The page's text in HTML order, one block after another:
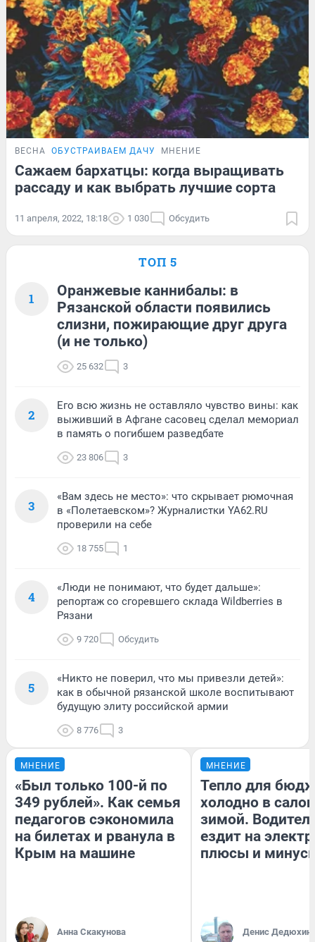
ВЕСНА ОБУСТРАИВАЕМ ДАЧУ МНЕНИЕ
Сажаем бархатцы: когда выращивать
рассаду и как выбрать лучшие сорта
11 апреля, 2022, 18:18 1 030 Обсудить
ТОП 5
1
Оранжевые каннибалы: в
Рязанской области появились
слизни, пожирающие друг друга
(и не только)
25 632 3
2
Его всю жизнь не оставляло чувство вины: как
выживший в Афгане сасовец сделал мемориал
в память о погибшем разведбате
23 806 3
3
«Вам здесь не место»: что скрывает рюмочная
в «Полетаевском»? Журналистки YA62.RU
проверили на себе
18 755 1
4
«Люди не понимают, что будет дальше»:
репортаж со сгоревшего склада Wildberries в
Рязани
9 720 Обсудить
5
«Никто не поверил, что мы привезли детей»:
как в обычной рязанской школе воспитывают
будущую элиту российской армии
8 776 3
МНЕНИЕ
«Был только 100-й по
349 рублей». Как семья
педагогов сэкономила
на билетах и рванула в
Крым на машине
Анна Скакунова
МНЕНИЕ
Тепло для
холодно в
зимой.
ездит на
плюсы и
Денис Дедюхин